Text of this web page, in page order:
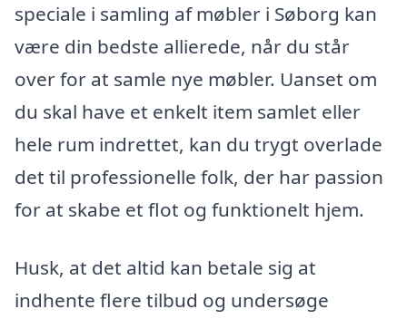
speciale i samling af møbler i Søborg kan
være din bedste allierede, når du står
over for at samle nye møbler. Uanset om
du skal have et enkelt item samlet eller
hele rum indrettet, kan du trygt overlade
det til professionelle folk, der har passion
for at skabe et flot og funktionelt hjem.
Husk, at det altid kan betale sig at
indhente flere tilbud og undersøge